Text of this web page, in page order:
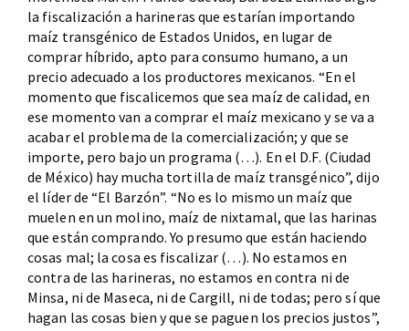
la fiscalización a harineras que estarían importando
maíz transgénico de Estados Unidos, en lugar de
comprar híbrido, apto para consumo humano, a un
precio adecuado a los productores mexicanos. “En el
momento que fiscalicemos que sea maíz de calidad, en
ese momento van a comprar el maíz mexicano y se va a
acabar el problema de la comercialización; y que se
importe, pero bajo un programa (…). En el D.F. (Ciudad
de México) hay mucha tortilla de maíz transgénico”, dijo
el líder de “El Barzón”. “No es lo mismo un maíz que
muelen en un molino, maíz de nixtamal, que las harinas
que están comprando. Yo presumo que están haciendo
cosas mal; la cosa es fiscalizar (…). No estamos en
contra de las harineras, no estamos en contra ni de
Minsa, ni de Maseca, ni de Cargill, ni de todas; pero sí que
hagan las cosas bien y que se paguen los precios justos”,